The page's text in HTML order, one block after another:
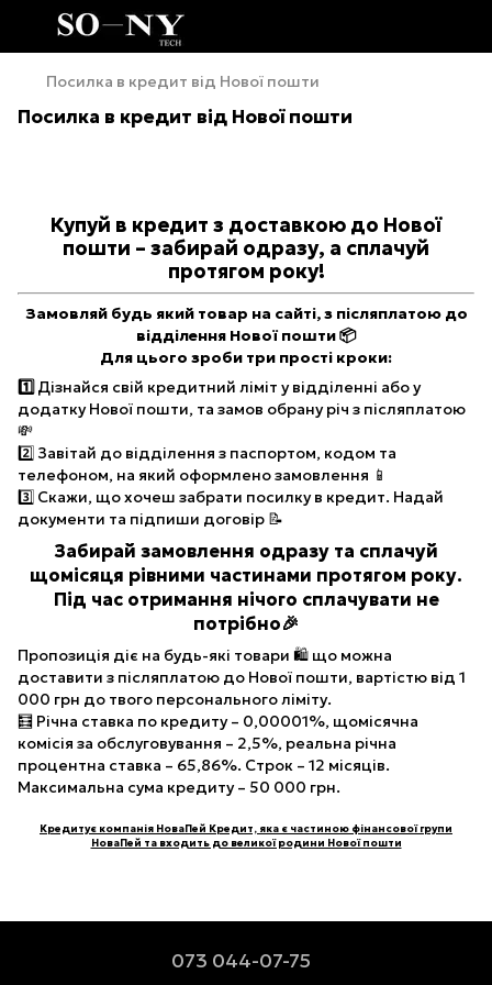
Посилка в кредит від Нової пошти
Посилка в кредит від Нової пошти
Купуй в кредит з доставкою до Нової
пошти – забирай одразу, а сплачуй
протягом року!
Замовляй будь який товар на сайті, з післяплатою до
відділення Нової пошти 📦
Для цього зроби три прості кроки:
1️⃣Дізнайся свій кредитний ліміт у відділенні або у
додатку Нової пошти, та замов обрану річ з післяплатою
💸
2️⃣ Завітай до відділення з паспортом, кодом та
телефоном, на який оформлено замовлення 📱
3️⃣ Скажи, що хочеш забрати посилку в кредит. Надай
документи та підпиши договір 📝
Забирай замовлення одразу та сплачуй
щомісяця рівними частинами протягом року.
Під час отримання нічого сплачувати не
потрібно🎉
Пропозиція діє на будь-які товари 🛍 що можна
доставити з післяплатою до Нової пошти, вартістю від 1
000 грн до твого персонального ліміту.
🧮 Річна ставка по кредиту – 0,00001%, щомісячна
комісія за обслуговування – 2,5%, реальна річна
процентна ставка – 65,86%. Строк – 12 місяців.
Максимальна сума кредиту – 50 000 грн.
Кредитує компанія НоваПей Кредит, яка є частиною фінансової групи
НоваПей та входить до великої родини Нової пошти
073 044-07-75